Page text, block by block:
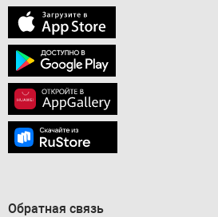
Обратная связь